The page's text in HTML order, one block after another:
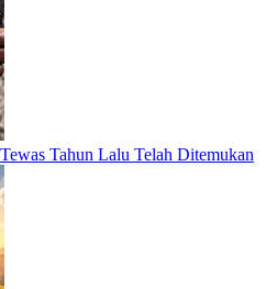
Tahun Lalu Telah Ditemukan